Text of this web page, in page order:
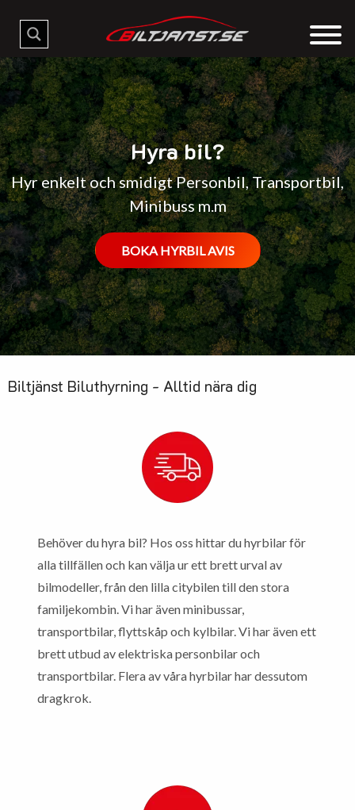
Hyra bil?
Hyr enkelt och smidigt Personbil, Transportbil,
Minibuss m.m
BOKA HYRBIL AVIS
Biltjänst Biluthyrning - Alltid nära dig
Behöver du hyra bil? Hos oss hittar du hyrbilar för
alla tillfällen och kan välja ur ett brett urval av
bilmodeller, från den lilla citybilen till den stora
familjekombin. Vi har även minibussar,
transportbilar, flyttskåp och kylbilar. Vi har även ett
brett utbud av elektriska personbilar och
transportbilar. Flera av våra hyrbilar har dessutom
dragkrok.